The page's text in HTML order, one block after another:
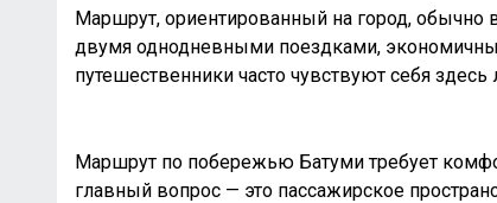
Маршрут, ориентированный на город, обычно
двумя однодневными поездками,
путешественники часто чувствуют себя здесь
Маршрут по побережью Батуми требует
главный вопрос — это пассажирское